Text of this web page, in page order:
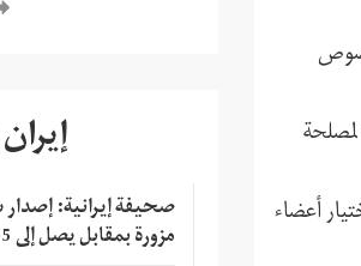
بخصوص
وتم اختيار أعضاء
صحيفة إيرانية:
مزورة بمقابل يصل إلى 5 ملايين تومان